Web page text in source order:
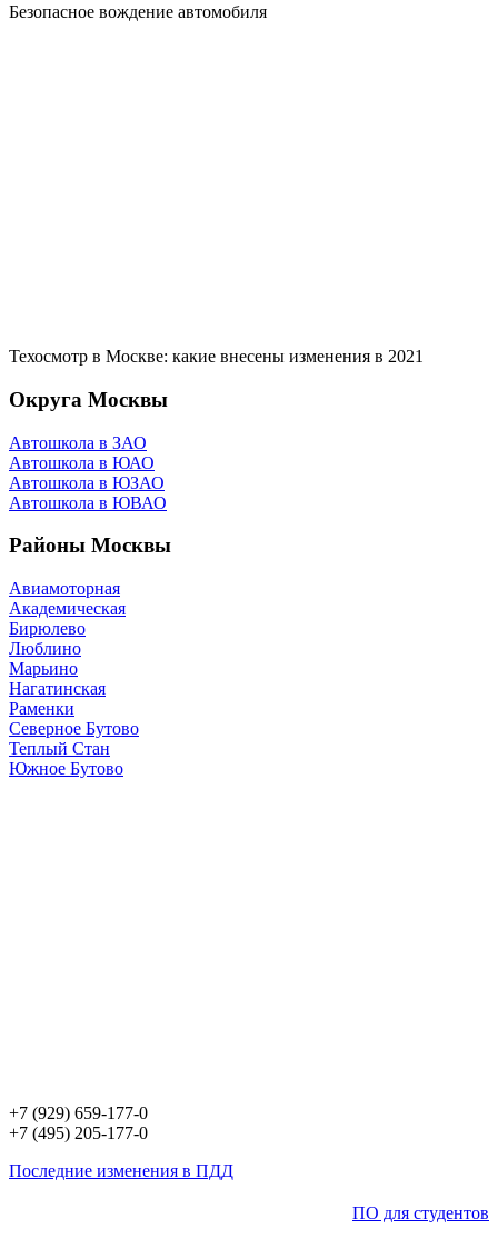
Безопасное вождение автомобиля
Техосмотр в Москве: какие внесены изменения в 2021
Округа Москвы
Автошкола в ЗАО
Автошкола в ЮАО
Автошкола в ЮЗАО
Автошкола в ЮВАО
Районы Москвы
Авиамоторная
Академическая
Бирюлево
Люблино
Марьино
Нагатинская
Раменки
Северное Бутово
Теплый Стан
Южное Бутово
+7 (929) 659-177-0
+7 (495) 205-177-0
Последние изменения в ПДД
ПО для студентов